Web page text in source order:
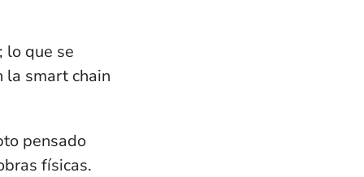
lo que se
la smart chain
pensado
físicas.